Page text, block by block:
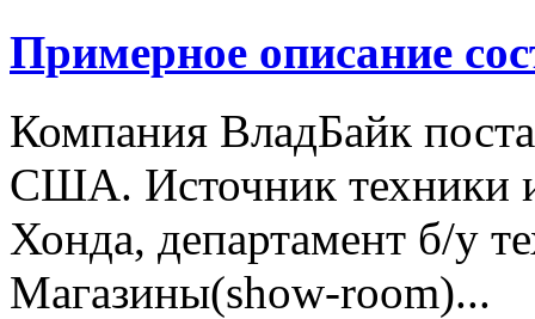
Примерное описание
Компания ВладБайк
США. Источник техники
Хонда, департамент б/у
Магазины(show-room)...